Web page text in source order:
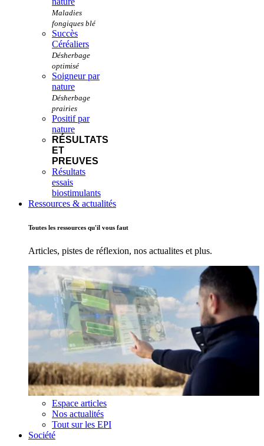
Succès
Céréaliers
Soigneur par
nature
Positif par
nature
RÉSULTATS
ET
PREUVES
Résultats
essais
biostimulants
Ressources & actualités
Toutes les ressources qu'il vous faut
Articles, pistes de réflexion, nos actualites et plus.
Espace articles
Nos actualités
Tout sur les EPI
Société